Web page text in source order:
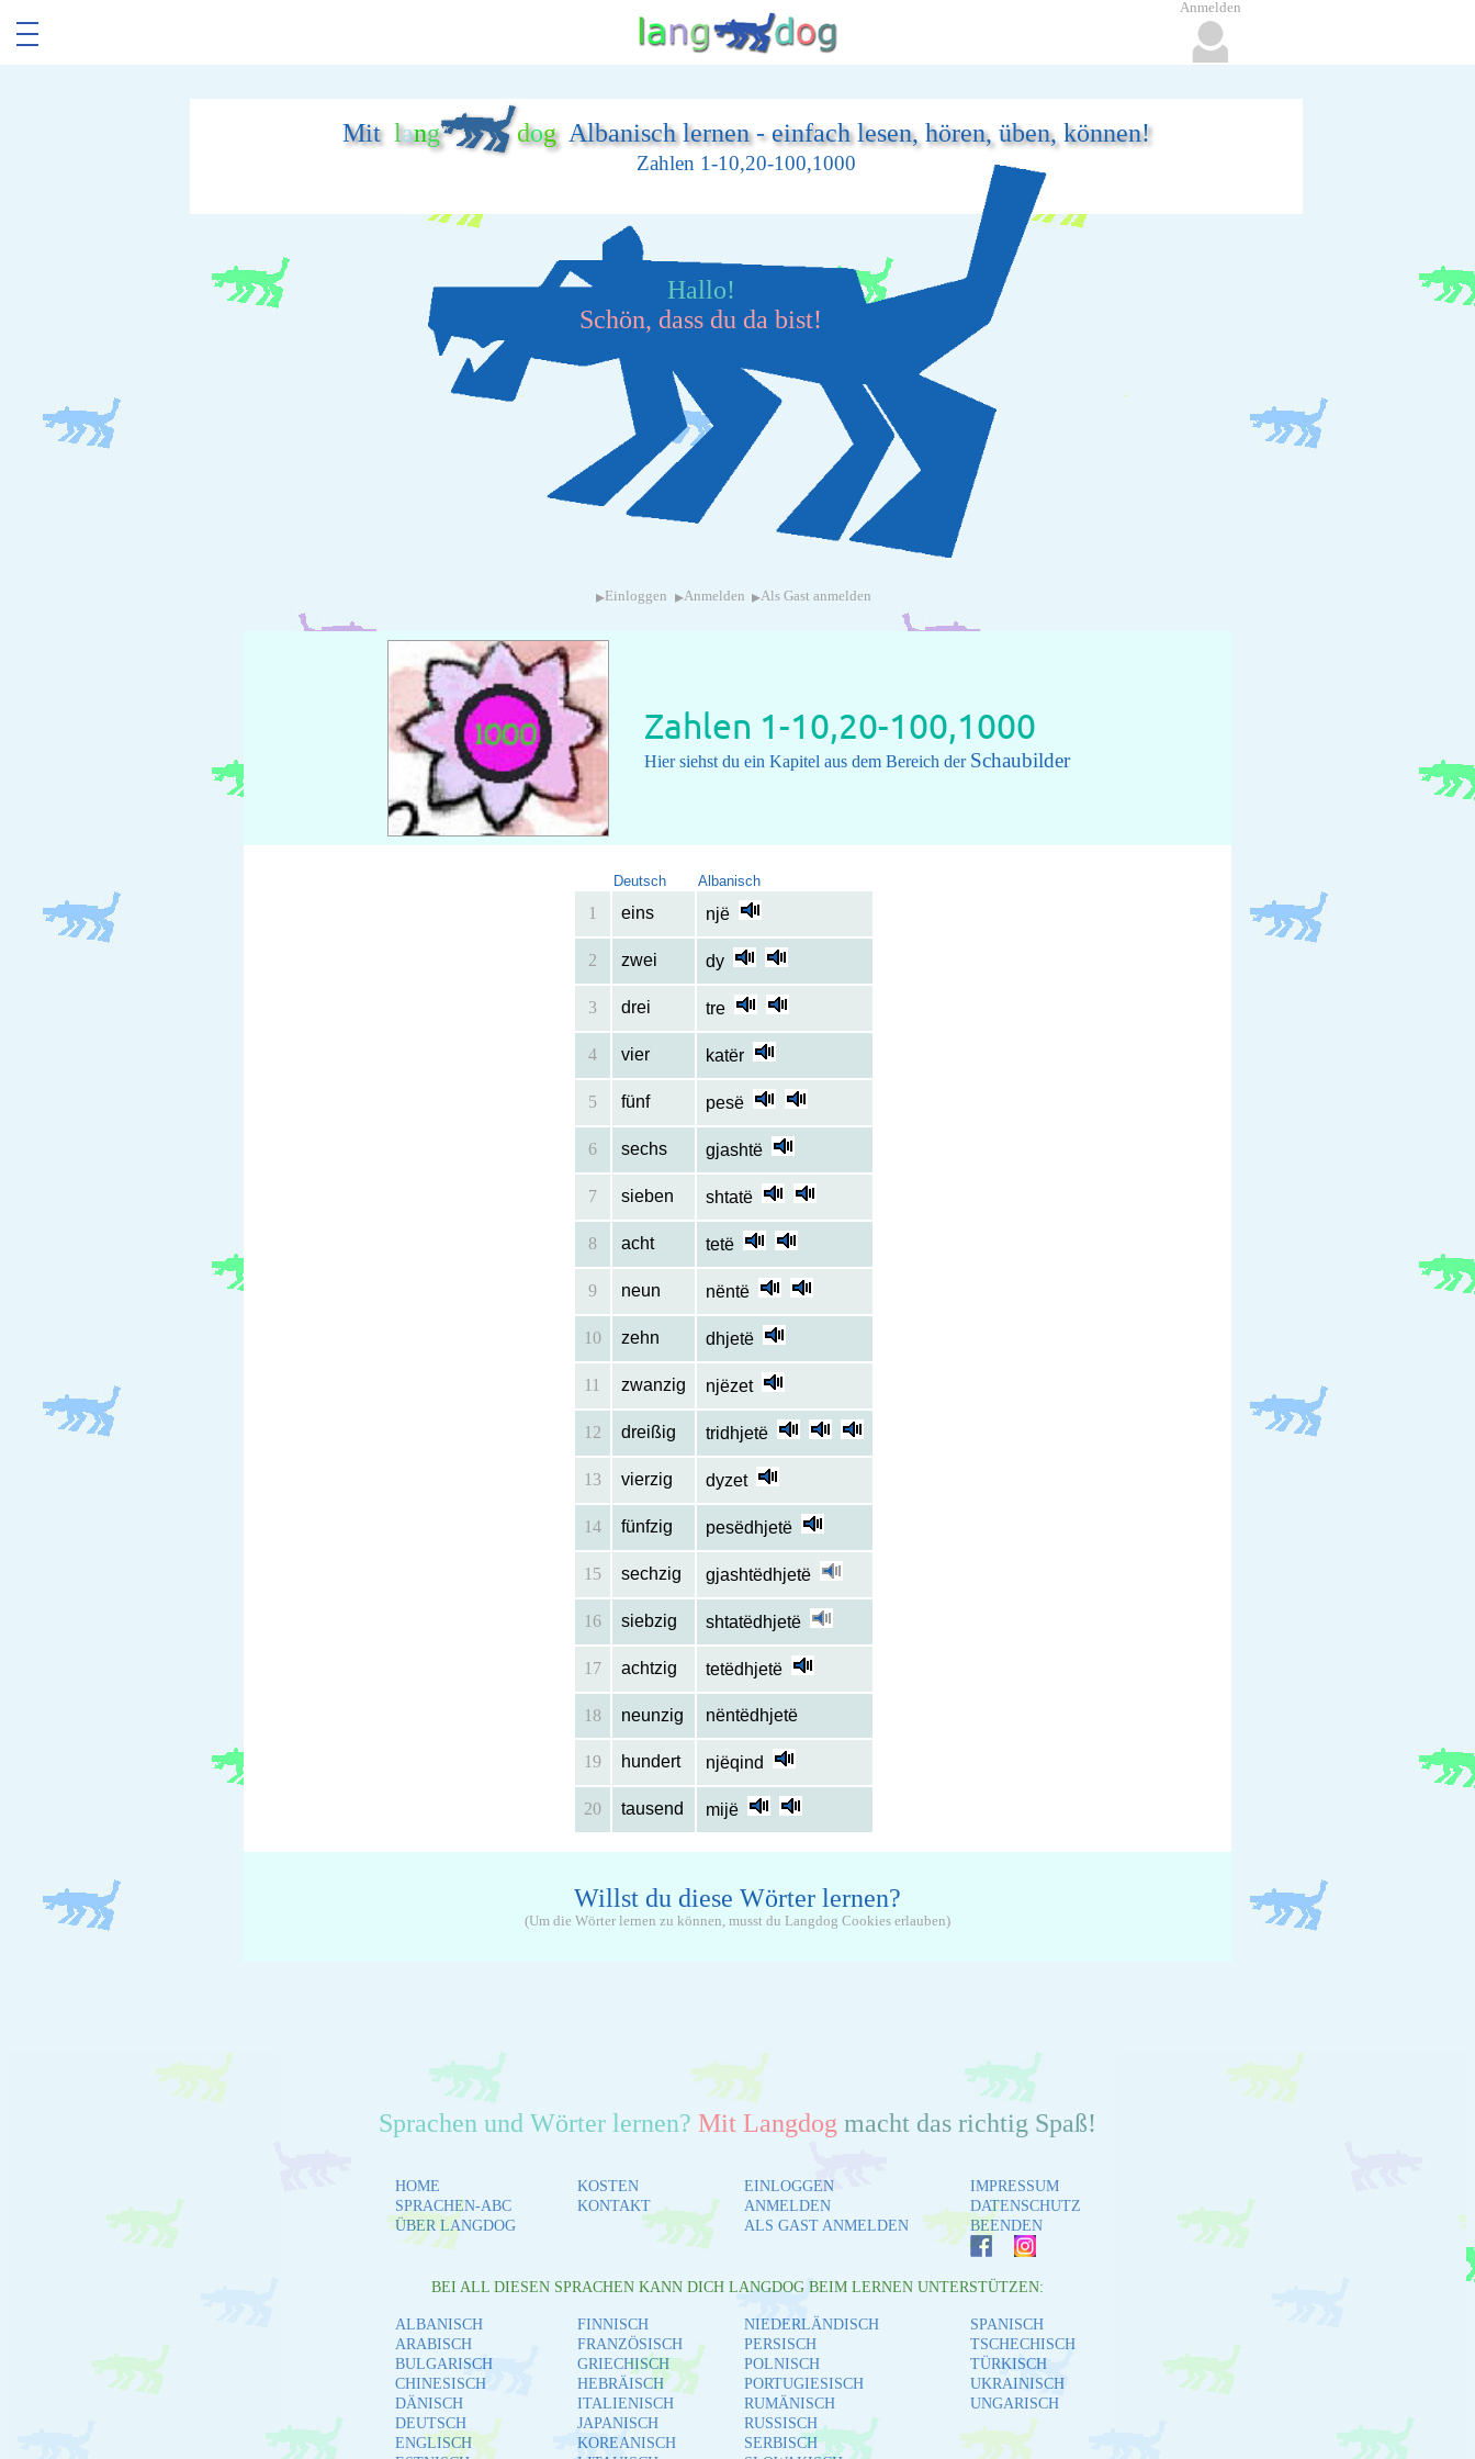
Mit lang dogAlbanisch lernen - einfach lesen, hören, üben, können!
Zahlen 1-10,20-100,1000
Hallo!
Schön, dass du da bist!
▸ Einloggen ▸Anmelden ▸Als Gast anmelden
Zahlen 1-10,20-100,1000
Hier siehst du ein Kapitel aus dem Bereich der Schaubilder
Deutsch Albanisch
1 eins një
2 zwei dy
3 drei tre
4 vier katër
5 fünf pesë
6 sechs gjashtë
7 sieben shtatë
8 acht tetë
9 neun nëntë
10 zehn dhjetë
11 zwanzig njëzet
12 dreißig tridhjetë
13 vierzig dyzet
14 fünfzig pesëdhjetë
15 sechzig gjashtëdhjetë
16 siebzig shtatëdhjetë
17 achtzig tetëdhjetë
18 neunzig nëntëdhjetë
19 hundert njëqind
20 tausend mijë
Willst du diese Wörter lernen?
(Um die Wörter lernen zu können, musst du Langdog Cookies erlauben)
Sprachen und Wörter lernen? Mit Langdog macht das richtig Spaß!
HOME
SPRACHEN-ABC
ÜBER LANGDOG
KOSTEN
KONTAKT
EINLOGGEN
ANMELDEN
ALS GAST ANMELDEN
IMPRESSUM
DATENSCHUTZ
BEENDEN
BEI ALL DIESEN SPRACHEN KANN DICH LANGDOG BEIM LERNEN UNTERSTÜTZEN:
ALBANISCH
ARABISCH
BULGARISCH
CHINESISCH
DÄNISCH
DEUTSCH
ENGLISCH
FINNISCH
FRANZÖSISCH
GRIECHISCH
HEBRÄISCH
ITALIENISCH
JAPANISCH
KOREANISCH
NIEDERLÄNDISCH
PERSISCH
POLNISCH
PORTUGIESISCH
RUMÄNISCH
RUSSISCH
SERBISCH
SPANISCH
TSCHECHISCH
TÜRKISCH
UKRAINISCH
UNGARISCH
Anmelden